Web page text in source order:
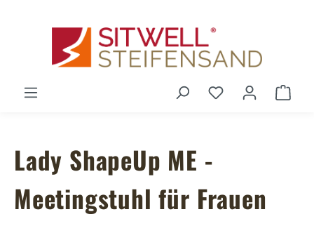
Du hast 0
Lady ShapeUp ME -
Meetingstuhl für Frauen